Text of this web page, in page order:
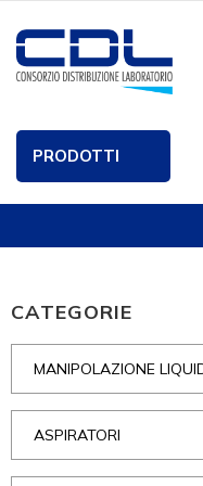
PRODOTTI
CATEGORIE